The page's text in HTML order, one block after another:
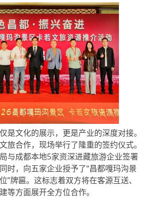
文化的展示，更是产业的深度对接。
旅合作，现场举行了隆重的签约仪式。
与成都本地5家资深进藏旅游企业签署
时，向五家企业授予了“昌都嘎玛沟景
”牌匾。这标志着双方将在客源互送、
等方面展开全方位合作。